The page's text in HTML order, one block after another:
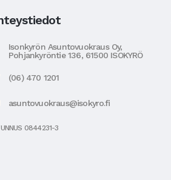
Isonkyrön Asuntovuokraus Oy,
Pohjankyröntie 136, 61500 ISOKYRÖ
(06) 470 1201
asuntovuokraus@isokyro.fi
0844231-3